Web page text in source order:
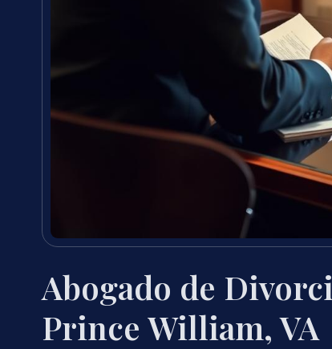
Abogado de
Prince William, VA